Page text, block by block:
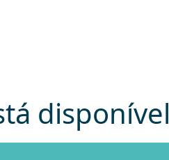
disponível